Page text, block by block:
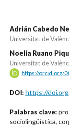
Adrián Cabedo
Universitat de
Noelia Ruano
Universitat de
https://orcid.org/
DOI: https://
Palabras clave:
sociolingüística,